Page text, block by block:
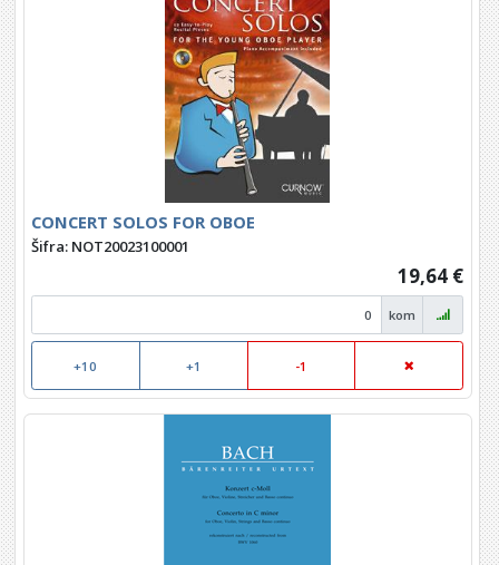
CONCERT SOLOS FOR OBOE
Šifra: NOT20023100001
19,64 €
kom
+10 +1 -1